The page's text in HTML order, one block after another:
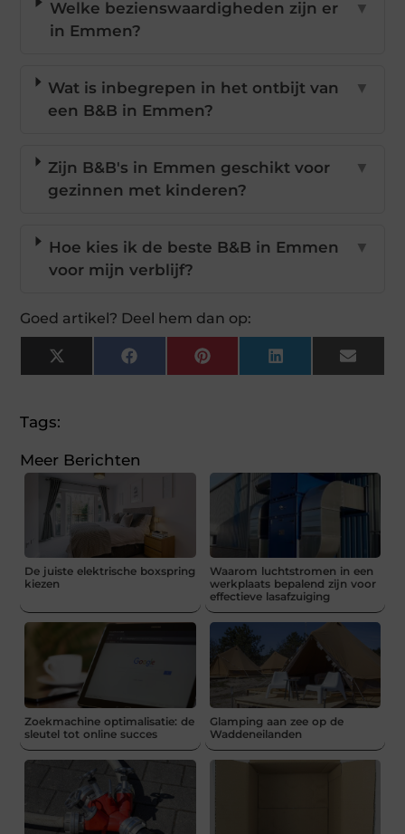
Welke bezienswaardigheden zijn er
in Emmen?
▼
Wat is inbegrepen in het ontbijt van
een B&B in Emmen?
▼
Zijn B&B's in Emmen geschikt voor
gezinnen met kinderen?
▼
Hoe kies ik de beste B&B in Emmen
voor mijn verblijf?
▼
Goed artikel? Deel hem dan op:
X
(Twitter)
FacebookPinterestLinkedInEmail
Tags:
Meer Berichten
De juiste elektrische boxspring
kiezen
Waarom luchtstromen in een
werkplaats bepalend zijn voor
effectieve lasafzuiging
Zoekmachine optimalisatie: de
sleutel tot online succes
Glamping aan zee op de
Waddeneilanden